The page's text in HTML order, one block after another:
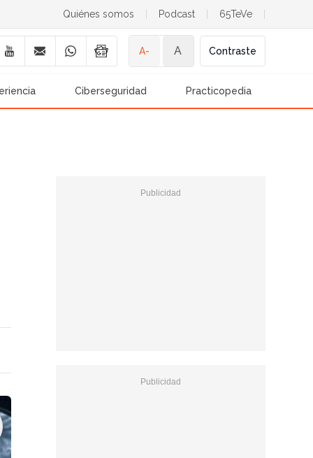
Quiénes somos Podcast 65TeVe
A- A Contraste
Ciberseguridad Practicopedia